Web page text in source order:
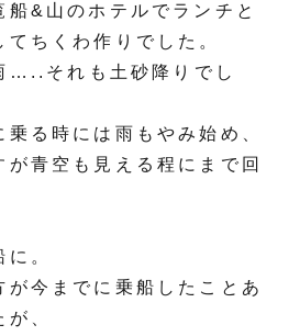
船&山のホテルでランチと
ちくわ作りでした。
…..それも土砂降りでし
乗る時には雨もやみ始め、
が青空も見える程にまで回
。
が今までに乗船したことあ
、